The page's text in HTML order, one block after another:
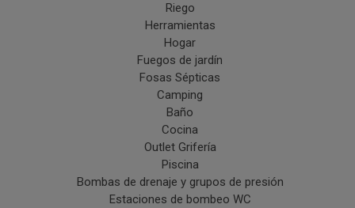
Riego
Herramientas
Hogar
Fuegos de jardín
Fosas Sépticas
Camping
Baño
Cocina
Outlet Grifería
Piscina
Bombas de drenaje y grupos de presión
Estaciones de bombeo WC